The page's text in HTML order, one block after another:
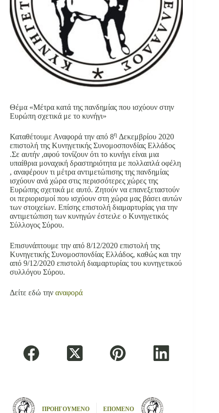
Θέμα «Μέτρα κατά της πανδημίας που ισχύουν στην
Ευρώπη σχετικά με το κυνήγι»
Καταθέτουμε Αναφορά την από 8η Δεκεμβρίου 2020
επιστολή της Κυνηγετικής Συνομοσπονδίας Ελλάδος
.Σε αυτήν ,αφού τονίζουν ότι το κυνήγι είναι μια
υπαίθρια μοναχική δραστηριότητα με πολλαπλά οφέλη
, αναφέρουν τι μέτρα αντιμετώπισης της πανδημίας
ισχύουν ανά χώρα στις περισσότερες χώρες της
Ευρώπης σχετικά με αυτό. Ζητούν να επανεξεταστούν
οι περιορισμοί που ισχύουν στη χώρα μας βάσει αυτών
των στοιχείων. Επίσης επιστολή διαμαρτυρίας για την
αντιμετώπιση των κυνηγών έστειλε ο Κυνηγετικός
Σύλλογος Σύρου.
Επισυνάπτουμε την από 8/12/2020 επιστολή της
Κυνηγετικής Συνομοσπονδίας Ελλάδος, καθώς και την
από 9/12/2020 επιστολή διαμαρτυρίας του κυνηγετικού
συλλόγου Σύρου.
Δείτε εδώ την αναφορά
ΠΡΟΗΓΟΥΜΕΝΟ ΕΠΟΜΕΝΟ